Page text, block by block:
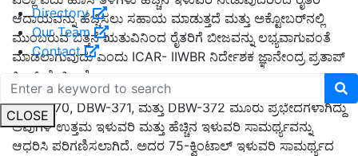
Directory
Our Team
Contact
CLOSE
ಆದಾಯವನ್ನು ಹೆಚ್ಚಿಸಲು ಸಹಾಯ ಮಾಡುತ್ತದೆ ಮತ್ತು ಅಕ್ಟೋಬರ್‌ನಲ್ಲಿ
ಮುಂಬರುವ ಬಿತ್ತನೆ ಋತುವಿನಿಂದ ರೈತರಿಗೆ ಬೀಜವನ್ನು ಲಭ್ಯವಾಗುವಂತೆ
ಮಾಡಲಾಗುವುದು ಎಂದು ICAR- IIWBR ನಿರ್ದೇಶಕ ಜ್ಞಾನೇಂದ್ರ ಪ್ರತಾಪ್
ಸಿಂಗ್ ಹೇಳಿದ್ದಾರೆ.
DBW-370, DBW-371, ಮತ್ತು DBW-372 ಮೂರು ಪ್ರಭೇದಗಳಾಗಿದ್ದು
ಅವುಗಳ ಉತ್ತಮ ಇಳುವರಿ ಮತ್ತು ಹೆಚ್ಚಿನ ಇಳುವರಿ ಸಾಮರ್ಥ್ಯವನ್ನು
ಆಧರಿಸಿ ಪರಿಗಣಿಸಲಾಗಿದೆ. ಅದರ 75-ಕ್ವಿಂಟಾಲ್ ಇಳುವರಿ ಸಾಮರ್ಥ್ಯದ